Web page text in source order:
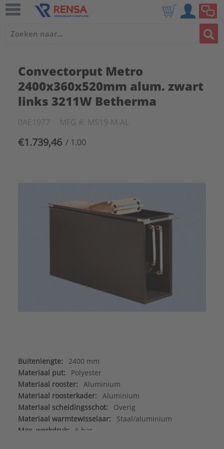
Convectorput Metro
2400x360x520mm alum. zwart
links 3211W Betherma
0AE1977 MFG #: M519-M-AL
€1.739,46 / 1.00
Buitenlengte:
2400 mm
Materiaal put:
Polyester
Materiaal rooster:
Aluminium
Materiaal roosterkader:
Aluminium
Materiaal scheidingsschot:
Overig
Materiaal warmtewisselaar:
Staal/aluminium
Max. werkdruk:
6 bar